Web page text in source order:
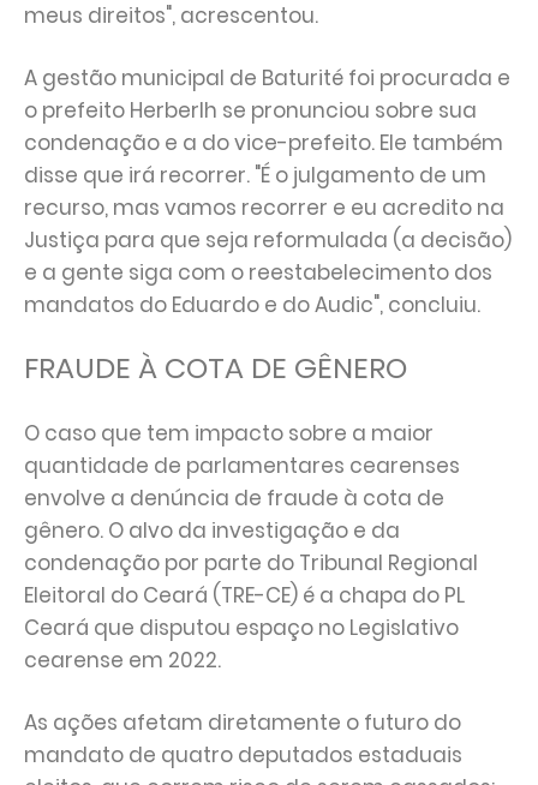
meus direitos", acrescentou.
A gestão municipal de Baturité foi procurada e
o prefeito Herberlh se pronunciou sobre sua
condenação e a do vice-prefeito. Ele também
disse que irá recorrer. "É o julgamento de um
recurso, mas vamos recorrer e eu acredito na
Justiça para que seja reformulada (a decisão)
e a gente siga com o reestabelecimento dos
mandatos do Eduardo e do Audic", concluiu.
FRAUDE À COTA DE GÊNERO
O caso que tem impacto sobre a maior
quantidade de parlamentares cearenses
envolve a denúncia de fraude à cota de
gênero. O alvo da investigação e da
condenação por parte do Tribunal Regional
Eleitoral do Ceará (TRE-CE) é a chapa do PL
Ceará que disputou espaço no Legislativo
cearense em 2022.
As ações afetam diretamente o futuro do
mandato de quatro deputados estaduais